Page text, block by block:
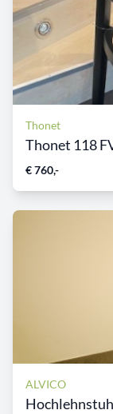
Thonet
Thonet 118
€ 760,-
ALVICO